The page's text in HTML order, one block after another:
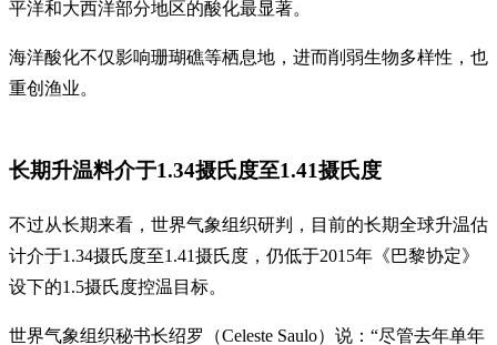
平洋和大西洋部分地区的酸化最显著。
海洋酸化不仅影响珊瑚礁等栖息地，进而削弱生物多样性，也
重创渔业。
长期升温料介于1.34摄氏度至1.41摄氏度
不过从长期来看，世界气象组织研判，目前的长期全球升温估
计介于1.34摄氏度至1.41摄氏度，仍低于2015年《巴黎协定》
设下的1.5摄氏度控温目标。
世界气象组织秘书长绍罗（Celeste Saulo）说：“尽管去年单年